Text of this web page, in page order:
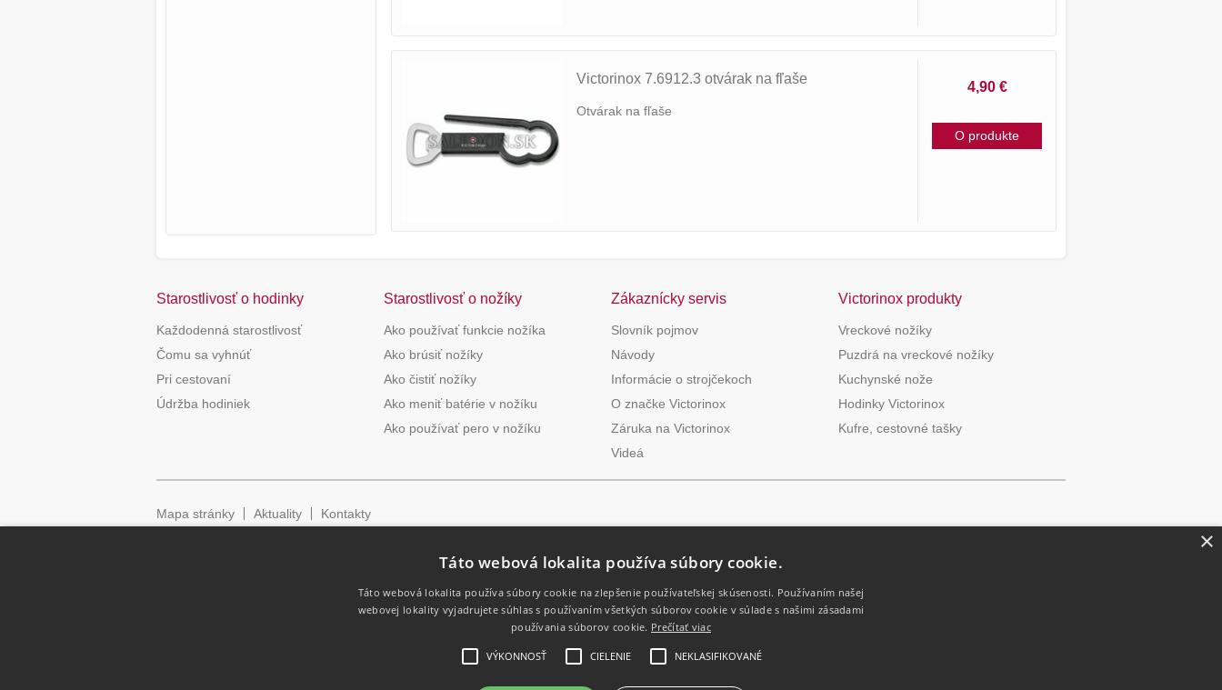
Victorinox 7.6912.3 otvárak na fľaše
Otvárak na fľaše
4,90 €
O produkte
Starostlivosť o hodinky
Každodenná starostlivosť
Čomu sa vyhnúť
Pri cestovaní
Údržba hodiniek
Starostlivosť o nožíky
Ako používať funkcie nožíka
Ako brúsiť nožíky
Ako čistiť nožíky
Ako meniť batérie v nožíku
Ako používať pero v nožíku
Zákaznícky servis
Slovník pojmov
Návody
Informácie o strojčekoch
O značke Victorinox
Záruka na Victorinox
Videá
Victorinox produkty
Vreckové nožíky
Puzdrá na vreckové nožíky
Kuchynské nože
Hodinky Victorinox
Kufre, cestovné tašky
Mapa stránky Aktuality Kontakty
×
Táto webová lokalita používa súbory cookie.
Táto webová lokalita používa súbory cookie na zlepšenie používateľskej skúsenosti. Používaním našej
webovej lokality vyjadrujete súhlas s používaním všetkých súborov cookie v súlade s našimi zásadami
používania súborov cookie. Prečítať viac
VÝKONNOSŤ CIELENIE NEKLASIFIKOVANÉ